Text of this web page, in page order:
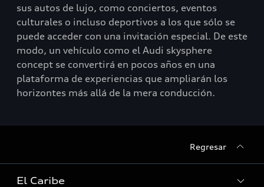
sus autos de lujo, como conciertos, eventos
culturales o incluso deportivos a los que sólo se
puede acceder con una invitación especial. De este
modo, un vehículo como el Audi skysphere
concept se convertirá en pocos años en una
plataforma de experiencias que ampliarán los
horizontes más allá de la mera conducción.
Regresar
El Caribe